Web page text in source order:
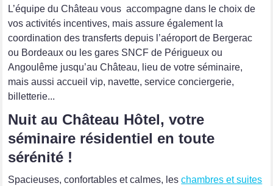
L’équipe du Château vous accompagne dans le choix de
vos activités incentives, mais assure également la
coordination des transferts depuis l’aéroport de Bergerac
ou Bordeaux ou les gares SNCF de Périgueux ou
Angoulême jusqu’au Château, lieu de votre séminaire,
mais aussi accueil vip, navette, service conciergerie,
billetterie...
Nuit au Château Hôtel, votre
séminaire résidentiel en toute
sérénité !
Spacieuses, confortables et calmes, leschambres et suites